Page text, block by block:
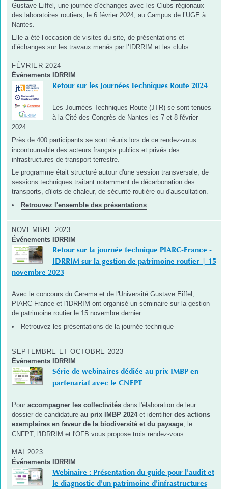
Gustave Eiffel
, une journée d’échanges avec les Clubs régionaux
des laboratoires routiers, le 6 février 2024, au Campus de l’UGE à
Nantes.
Elle a été l’occasion de visites du site, de présentations et
d’échanges sur les travaux menés par l’IDRRIM et les clubs.
FÉVRIER 2024
Événements IDRRIM
Retour sur les Journées Techniques Route 2024
Les Journées Techniques Route (JTR) se sont tenues
à la Cité des Congrès de Nantes les 7 et 8 février
2024.
Près de 400 participants se sont réunis lors de ce rendez-vous
incontournable des acteurs français publics et privés des
infrastructures de transport terrestre.
Le programme était structuré autour d'une session transversale, de
sessions techniques traitant notamment de décarbonation des
transports, d'ilots de chaleur, de sécurité routière ou d'auscultation.
Retrouvez l'ensemble des présentations
NOVEMBRE 2023
Événements IDRRIM
Retour sur la journée technique PIARC-France -
IDRRIM sur la gestion de patrimoine routier | 15
novembre 2023
Avec le concours du Cerema et de l'Université Gustave Eiffel,
PIARC France et l'IDRRIM ont organisé un séminaire sur la gestion
de patrimoine routier le 15 novembre dernier.
Retrouvez les présentations de la journée technique
SEPTEMBRE ET OCTOBRE 2023
Événements IDRRIM
Série de webinaires dédiée au prix IMBP en
partenariat avec le CNFPT
Pour accompagner les collectivités dans l'élaboration de leur
dossier de candidature au prix IMBP 2024et identifier des actions
exemplaires en faveur de la biodiversité et du paysage , le
CNFPT, l'IDRRIM et l'OFB vous propose trois rendez-vous.
MAI 2023
Événements IDRRIM
Webinaire : Présentation du guide pour l'audit et
le diagnostic d'un patrimoine d'infrastructures